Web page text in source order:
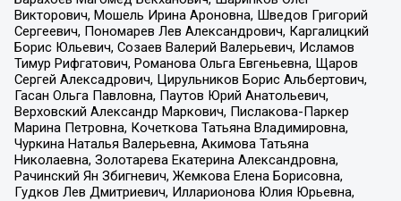
Викторович, Мошель Ирина Ароновна, Шведов Григорий
Сергеевич, Пономарев Лев Александрович, Каргалицкий
Борис Юльевич, Созаев Валерий Валерьевич, Исламов
Тимур Рифгатович, Романова Ольга Евгеньевна, Щаров
Сергей Алексадрович, Цирульников Борис Альбертович,
Гасан Ольга Павловна, Паутов Юрий Анатольевич,
Верховский Александр Маркович, Пислакова-Паркер
Марина Петровна, Кочеткова Татьяна Владимировна,
Чуркина Наталья Валерьевна, Акимова Татьяна
Николаевна, Золотарева Екатерина Александровна,
Рачинский Ян Збигневич, Жемкова Елена Борисовна,
Гудков Лев Дмитриевич, Илларионова Юлия Юрьевна,